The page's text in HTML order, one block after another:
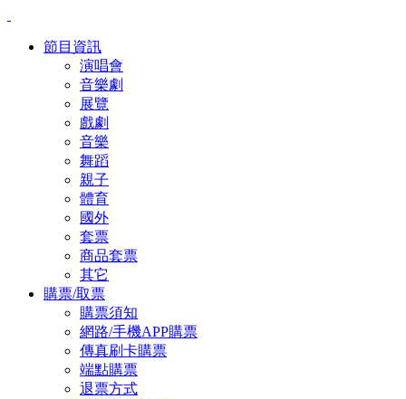
節目資訊
演唱會
音樂劇
展覽
戲劇
音樂
舞蹈
親子
體育
國外
套票
商品套票
其它
購票/取票
購票須知
網路/手機APP購票
傳真刷卡購票
端點購票
退票方式